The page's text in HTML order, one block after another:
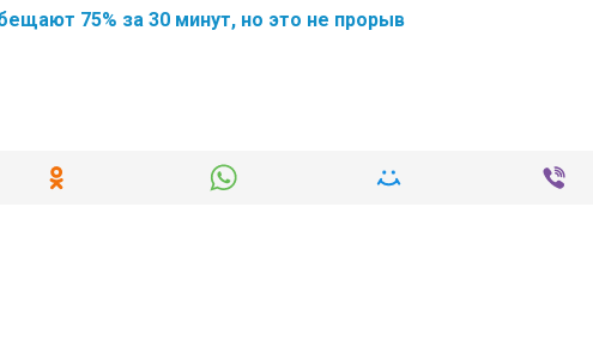
75% за 30 минут, но это не прорыв